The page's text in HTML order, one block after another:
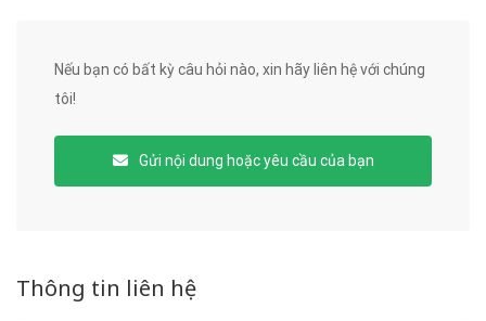
Nếu bạn có bất kỳ câu hỏi nào, xin hãy liên hệ với chúng
tôi!
Gửi nội dung hoặc yêu cầu của bạn
Thông tin liên hệ